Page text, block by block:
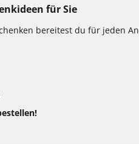
für Sie
bereitest du für jeden